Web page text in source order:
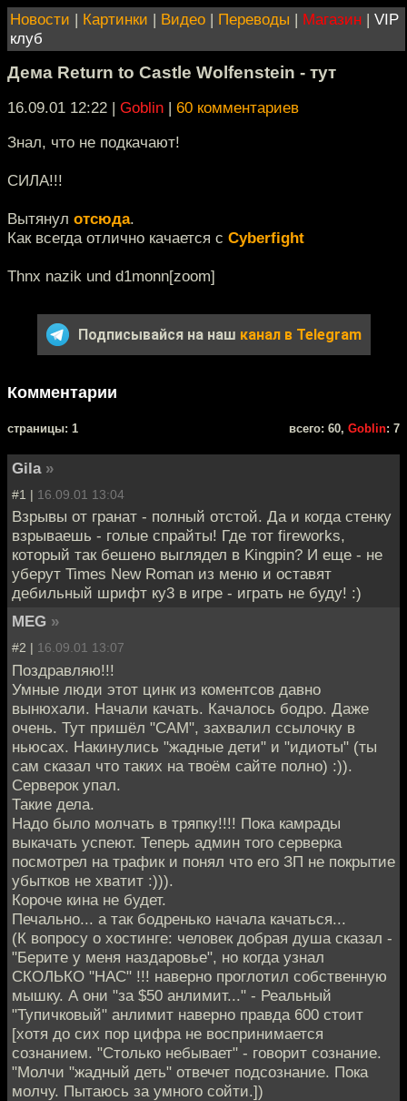
Новости | Картинки | Видео | Переводы | Магазин | VIP
клуб
Дема Return to Castle Wolfenstein - тут
16.09.01 12:22 | Goblin | 60 комментариев
Знал, что не подкачают!
СИЛА!!!
Вытянул отсюда.
Как всегда отлично качается с Cyberfight
Thnx nazik und d1monn[zoom]
Подписывайся на наш канал в Telegram
Комментарии
cтраницы: 1 всего: 60, Goblin: 7
Gila »
#1 | 16.09.01 13:04
Взрывы от гранат - полный отстой. Да и когда стенку
взрываешь - голые спрайты! Где тот fireworks,
который так бешено выглядел в Kingpin? И еще - не
уберут Times New Roman из меню и оставят
дебильный шрифт ку3 в игре - играть не буду! :)
MEG »
#2 | 16.09.01 13:07
Поздравляю!!!
Умные люди этот цинк из коментсов давно
вынюхали. Начали качать. Качалось бодро. Даже
очень. Тут пришёл "САМ", захвалил ссылочку в
ньюсах. Накинулись "жадные дети" и "идиоты" (ты
сам сказал что таких на твоём сайте полно) :)).
Серверок упал.
Такие дела.
Надо было молчать в тряпку!!!! Пока камрады
выкачать успеют. Теперь админ того серверка
посмотрел на трафик и понял что его ЗП не покрытие
убытков не хватит :))).
Короче кина не будет.
Печально... а так бодренько начала качаться...
(К вопросу о хостинге: человек добрая душа сказал -
"Берите у меня наздаровье", но когда узнал
СКОЛЬКО "НАС" !!! наверно проглотил собственную
мышку. А они "за $50 анлимит..." - Реальный
"Тупичковый" анлимит наверно правда 600 стоит
[хотя до сих пор цифра не воспринимается
сознанием. "Столько небывает" - говорит сознание.
"Молчи "жадный деть" отвечет подсознание. Пока
молчу. Пытаюсь за умного сойти.])